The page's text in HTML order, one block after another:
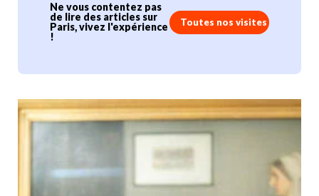
Ne vous contentez pas
de lire des articles sur
Paris, vivez l'expérience
!
Toutes nos visites